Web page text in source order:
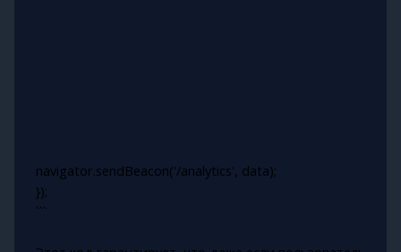
navigator.sendBeacon('/analytics', data);
});
```